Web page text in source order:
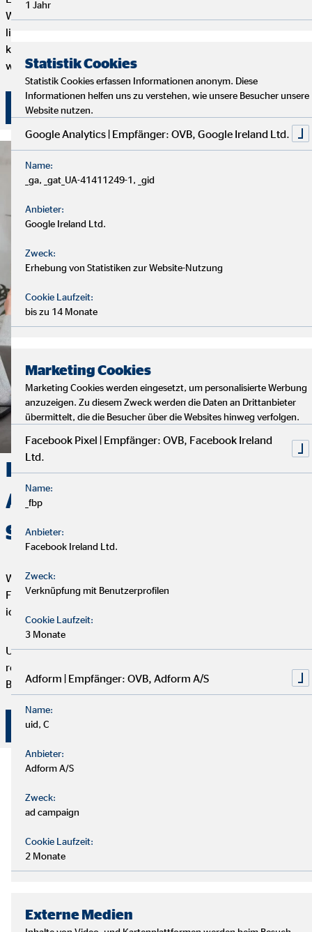
Wenn du genug von einem langweiligen 9-to-5 Job hast und
lieber selbstständig arbeiten möchtest, aber trotzdem mit
kompetenten und freundlichen Kollegen zusammenarbeiten
willst, dann bist du hier genau richtig.
Hier klicken und bewerben!
Deine Finanzen, Dein Weg:
Analyse, Beratung und
Service
Wir starten mit einem entspannten Analysegespräch, um deine
Finanzen und Ziele kennenzulernen. Anschließend präsentiere
ich dir maßgeschneiderte Finanzlösungen.
Um deine Finanzplanung aktuell zu halten, bieten wir
regelmäßige Servicegespräche an. Vertrauen und persönliche
Betreuung stehen bei uns an erster Stelle.
Überzeuge dich selbst von unserer Beratung!
1 Jahr
Statistik Cookies
Statistik Cookies erfassen Informationen anonym. Diese
Informationen helfen uns zu verstehen, wie unsere Besucher unsere
Website nutzen.
Google Analytics | Empfänger: OVB, Google Ireland Ltd.
Name:
_ga, _gat_UA-41411249-1, _gid
Anbieter:
Google Ireland Ltd.
Zweck:
Erhebung von Statistiken zur Website-Nutzung
Cookie Laufzeit:
bis zu 14 Monate
Marketing Cookies
Marketing Cookies werden eingesetzt, um personalisierte Werbung
anzuzeigen. Zu diesem Zweck werden die Daten an Drittanbieter
übermittelt, die die Besucher über die Websites hinweg verfolgen.
Facebook Pixel | Empfänger: OVB, Facebook Ireland
Ltd.
Name:
_fbp
Anbieter:
Facebook Ireland Ltd.
Zweck:
Verknüpfung mit Benutzerprofilen
Cookie Laufzeit:
3 Monate
Adform | Empfänger: OVB, Adform A/S
Name:
uid, C
Anbieter:
Adform A/S
Zweck:
ad campaign
Cookie Laufzeit:
2 Monate
Externe Medien